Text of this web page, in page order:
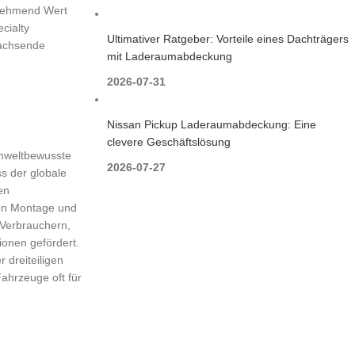
Wert
der globale
Montage und
gefördert.
dreiteiligen
oft für
Ultimativer Ratgeber: Vorteile eines Dachträgers
mit Laderaumabdeckung
2026-07-31
Nissan Pickup Laderaumabdeckung: Eine
clevere Geschäftslösung
2026-07-27